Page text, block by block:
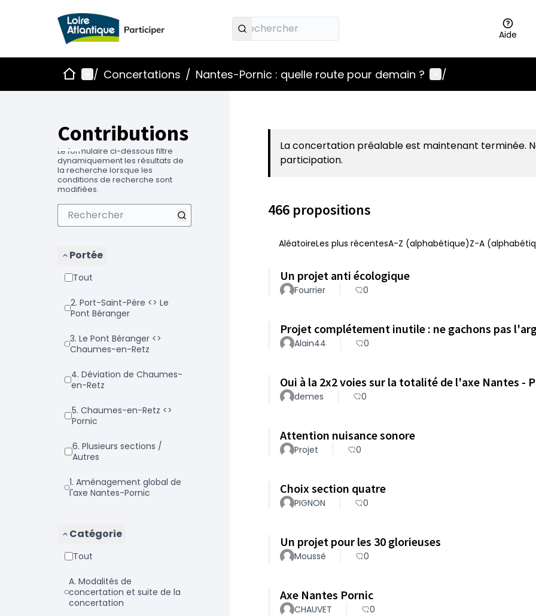
Aide
AccueilMenu principal
/ Concertations / Nantes-Pornic : quelle route pour demain ? Menu utilisateur
/
Contributions
Le formulaire ci-dessous filtre
dynamiquement les résultats de
la recherche lorsque les
conditions de recherche sont
modifiées.
Portée
Tout
2. Port-Saint-Père <> Le
Pont Béranger
3. Le Pont Béranger <>
Chaumes-en-Retz
4. Déviation de Chaumes-
en-Retz
5. Chaumes-en-Retz <>
Pornic
6. Plusieurs sections /
Autres
1. Aménagement global de
l'axe Nantes-Pornic
Catégorie
Tout
a. Modalités de
concertation et suite de la
concertation
La concertation préalable est maintenant terminée.
participation.
466 propositions
AléatoireLes plus récentesA-Z (alphabétique)Z-A
Un projet anti écologique
Fourrier 0
Projet complétement inutile : ne gachons pas
Alain44 0
Oui à la 2x2 voies sur la totalité de l'axe Nantes -
demes 0
Attention nuisance sonore
Projet 0
Choix section quatre
PIGNON 0
Un projet pour les 30 glorieuses
Moussé 0
Axe Nantes Pornic
CHAUVET 0